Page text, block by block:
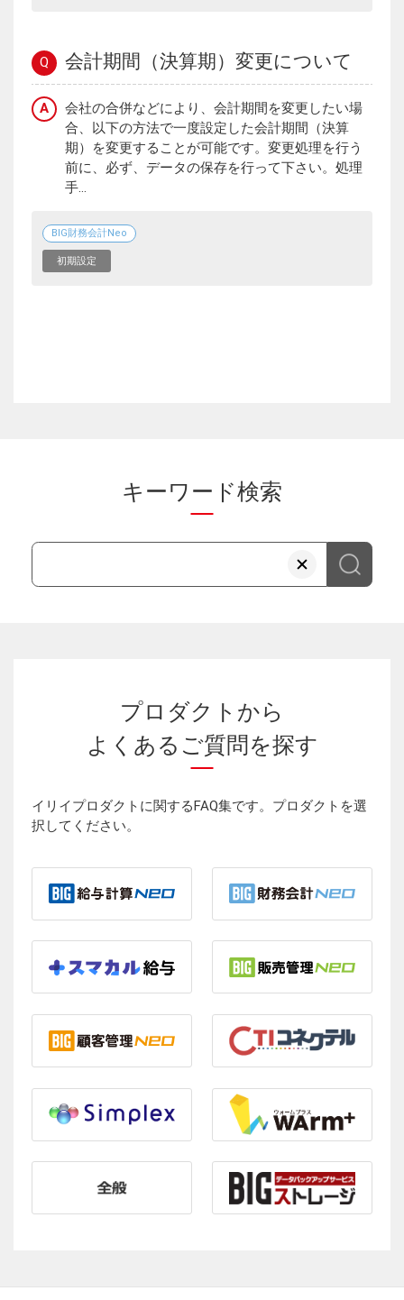
Q 会計期間（決算期）変更について
A
会社の合併などにより、会計期間を変更したい場
合、以下の方法で一度設定した会計期間（決算
期）を変更することが可能です。変更処理を行う
前に、必ず、データの保存を行って下さい。処理
手...
BIG財務会計Neo
初期設定
キーワード検索
プロダクトから
よくあるご質問を探す
イリイプロダクトに関するFAQ集です。プロダクトを選
択してください。